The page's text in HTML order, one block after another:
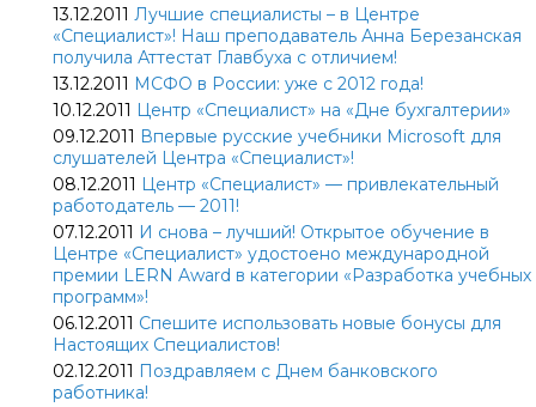
13.12.2011 Лучшие специалисты – в Центре
«Специалист»! Наш преподаватель Анна Березанская
получила Аттестат Главбуха с отличием!
13.12.2011 МСФО в России: уже с 2012 года!
10.12.2011 Центр «Специалист» на «Дне бухгалтерии»
09.12.2011 Впервые русские учебники Microsoft для
слушателей Центра «Специалист»!
08.12.2011 Центр «Специалист» — привлекательный
работодатель — 2011!
07.12.2011 И снова – лучший! Открытое обучение в
Центре «Специалист» удостоено международной
премии LERN Award в категории «Разработка учебных
программ»!
06.12.2011 Спешите использовать новые бонусы для
Настоящих Специалистов!
02.12.2011 Поздравляем с Днем банковского
работника!